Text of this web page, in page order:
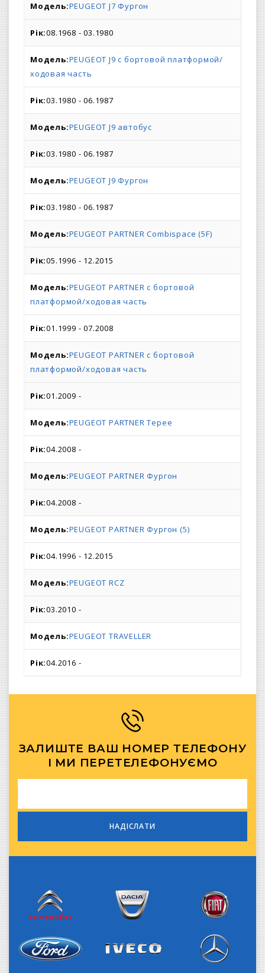
PEUGEOT J7 Фургон
08.1968 - 03.1980
PEUGEOT J9 c бортовой платформой/
ходовая часть
03.1980 - 06.1987
PEUGEOT J9 автобус
03.1980 - 06.1987
PEUGEOT J9 Фургон
03.1980 - 06.1987
PEUGEOT PARTNER Combispace (5F)
05.1996 - 12.2015
PEUGEOT PARTNER c бортовой
платформой/ходовая часть
01.1999 - 07.2008
PEUGEOT PARTNER c бортовой
платформой/ходовая часть
01.2009 -
PEUGEOT PARTNER Tepee
04.2008 -
PEUGEOT PARTNER Фургон
04.2008 -
PEUGEOT PARTNER Фургон (5)
04.1996 - 12.2015
PEUGEOT RCZ
03.2010 -
PEUGEOT TRAVELLER
04.2016 -
ЗАЛИШТЕ ВАШ НОМЕР ТЕЛЕФОНУ
І МИ ПЕРЕТЕЛЕФОНУЄМО